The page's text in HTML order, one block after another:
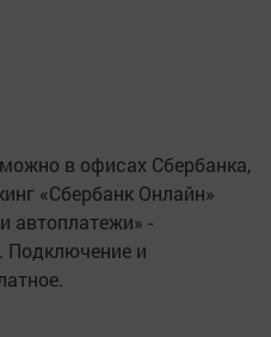
в офисах Сбербанка,
«Сбербанк Онлайн»
автоплатежи» -
Подключение и